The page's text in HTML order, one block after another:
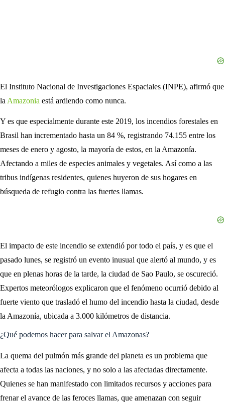
El Instituto Nacional de Investigaciones Espaciales (INPE), afirmó que
la Amazonia está ardiendo como nunca.
Y es que especialmente durante este 2019, los incendios forestales en
Brasil han incrementado hasta un 84 %, registrando 74.155 entre los
meses de enero y agosto, la mayoría de estos, en la Amazonía.
Afectando a miles de especies animales y vegetales. Así como a las
tribus indígenas residentes, quienes huyeron de sus hogares en
búsqueda de refugio contra las fuertes llamas.
El impacto de este incendio se extendió por todo el país, y es que el
pasado lunes, se registró un evento inusual que alertó al mundo, y es
que en plenas horas de la tarde, la ciudad de Sao Paulo, se oscureció.
Expertos meteorólogos explicaron que el fenómeno ocurrió debido al
fuerte viento que trasladó el humo del incendio hasta la ciudad, desde
la Amazonía, ubicada a 3.000 kilómetros de distancia.
¿Qué podemos hacer para salvar el Amazonas?
La quema del pulmón más grande del planeta es un problema que
afecta a todas las naciones, y no solo a las afectadas directamente.
Quienes se han manifestado con limitados recursos y acciones para
frenar el avance de las feroces llamas, que amenazan con seguir